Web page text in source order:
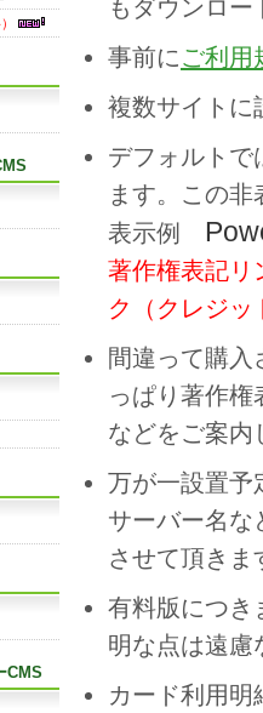
もダウンロ
事前に ご利用
複数サイトに
デフォルトで
ます。この
表示例
著作権表記リ
ク（クレジッ
間違って購
っぱり著作
などをご案内
万が一設置予
サーバー名な
させて頂きま
有料版につき
明な点は遠慮
カード利用
CMS